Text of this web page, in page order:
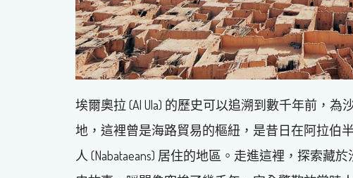
埃爾奧拉 (Al Ula) 的歷史可以追溯到數千年前，為
地，這裡曾是海路貿易的樞紐，是昔日在阿拉伯
人 (Nabataeans) 居住的地區。走進這裡，探索藏